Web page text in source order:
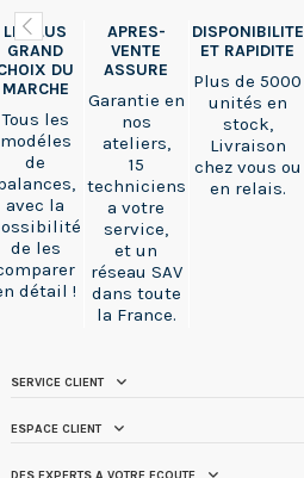
LE PLUS
GRAND
DU
MARCHE
Tous les
modéles
de
avec la
de les
détail !
APRES-
VENTE
ASSURE
Garantie en
nos
ateliers,
15
techniciens
a votre
service,
et un
réseau SAV
dans toute
la France.
DISPONIBILITE
ET RAPIDITE
Plus de 5000
unités en
stock,
Livraison
chez vous ou
en relais.
SERVICE CLIENT
ESPACE CLIENT
DES EXPERTS A VOTRE ECOUTE